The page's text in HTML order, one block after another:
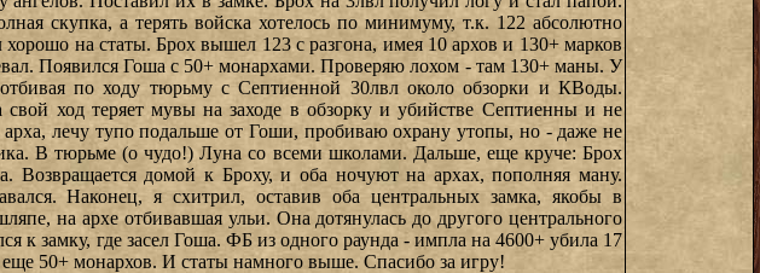
скупка, а терять войска хотелось по минимуму, т.к. 122 абсолютно
на статы. Брох вышел 123 с разгона, имея 10 архов и 130+ марков
Появился Гоша с 50+ монархами. Проверяю лохом - там 130+ маны. У
по ходу тюрьму с Септиенной 30лвл около обзорки и КВоды.
ход теряет мувы на заходе в обзорку и убийстве Септиенны и не
лечу тупо подальше от Гоши, пробиваю охрану утопы, но - даже не
В тюрьме (о чудо!) Луна со всеми школами. Дальше, еще круче: Брох
домой к Броху, и оба ночуют на архах, пополняя ману.
Наконец, я схитрил, оставив оба центральных замка, якобы в
на архе отбивавшая ульи. Она дотянулась до другого центрального
к замку, где засел Гоша. ФБ из одного раунда - импла на 4600+ убила 17
50+ монархов. И статы намного выше. Спасибо за игру!